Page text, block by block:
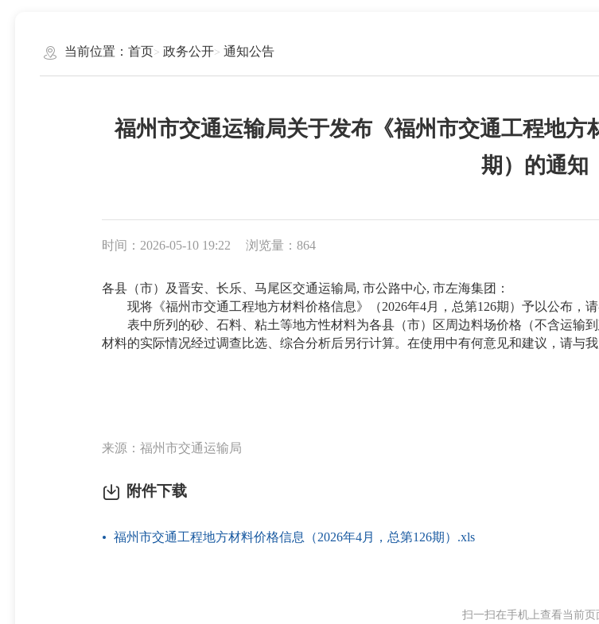
当前位置： 首页 政务公开 通知公告
福州市交通运输局关于发布《福州市交通工程地方
期）的通知
时间：2026-05-10 19:22 浏览量：864
各县（市）及晋安、长乐、马尾区交通运输局, 市公路中心, 市左海集团：
现将《福州市交通工程地方材料价格信息》（2026年4月，总第126期）予以公布，
表中所列的砂、石料、粘土等地方性材料为各县（市）区周边料场价格（不含运输
材料的实际情况经过调查比选、综合分析后另行计算。在使用中有何意见和建议，请与我
来源：福州市交通运输局
附件下载
福州市交通工程地方材料价格信息（2026年4月，总第126期）.xls
扫一扫在手机上查看当前页